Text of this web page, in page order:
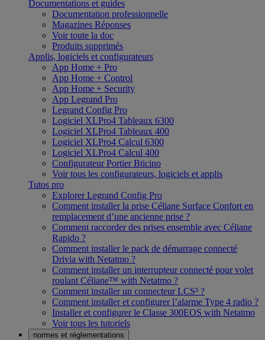
Documentations et guides
Documentation professionnelle
Magazines Réponses
Voir toute la doc
Produits supprimés
Applis, logiciels et configurateurs
App Home + Pro
App Home + Control
App Home + Security
App Legrand Pro
Legrand Config Pro
Logiciel XLPro4 Tableaux 6300
Logiciel XLPro4 Tableaux 400
Logiciel XLPro4 Calcul 6300
Logiciel XLPro4 Calcul 400
Configurateur Portier Bticino
Voir tous les configurateurs, logiciels et applis
Tutos pro
Explorer Legrand Config Pro
Comment installer la prise Céliane Surface Confort en
remplacement d’une ancienne prise ?
Comment raccorder des prises ensemble avec Céliane
Rapido ?
Comment installer le pack de démarrage connecté
Drivia with Netatmo ?
Comment installer un interrupteur connecté pour volet
roulant Céliane™ with Netatmo ?
Comment installer un connecteur LCS³ ?
Comment installer et configurer l’alarme Type 4 radio ?
Installer et configurer le Classe 300EOS with Netatmo
Voir tous les tutoriels
normes et réglementations